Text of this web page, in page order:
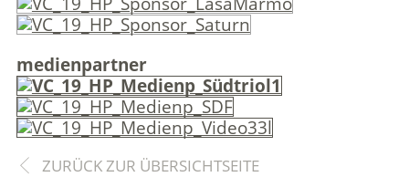
medienpartner
ZURÜCK ZUR ÜBERSICHTSEITE